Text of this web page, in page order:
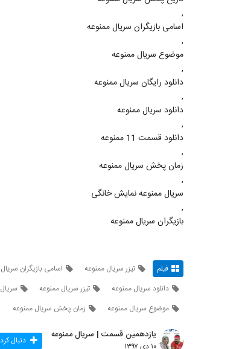
,
اسامی بازیگران سریال ممنوعه
,
موضوع سریال ممنوعه
,
دانلود رایگان سریال ممنوعه
,
دانلود سریال ممنوعه
,
دانلود قسمت 11 ممنوعه
,
زمان پخش سریال ممنوعه
,
سریال ممنوعه نمایش خانگی
,
بازیگران سریال ممنوعه
فیلم تیزر سریال ممنوعه اسامی بازیگران
دانلود سریال ممنوعه
تیزر سریال ممنوعه
موضوع سریال ممنوعه
زمان پخش سریال ممنوعه
یازدهمین قسمت | سریال ممنوعه
۱۰ دی ۱۳۹۷ دنبال